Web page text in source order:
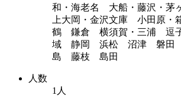
和・海老名 大船・藤沢・茅
上大岡・金沢文庫 小田原・
鶴 鎌倉 横須賀・三浦 逗
域 静岡 浜松 沼津 磐田
島 藤枝 島田
人数
1人